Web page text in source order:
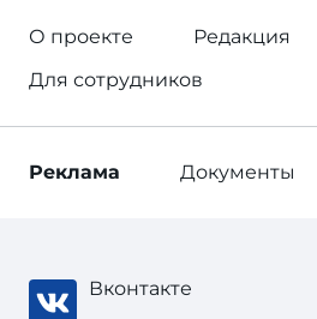
О проекте
Редакция
Для сотрудников
Реклама Документы
Вконтакте